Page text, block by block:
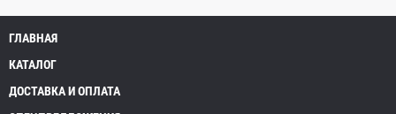
ГЛАВНАЯ
КАТАЛОГ
ДОСТАВКА И ОПЛАТА